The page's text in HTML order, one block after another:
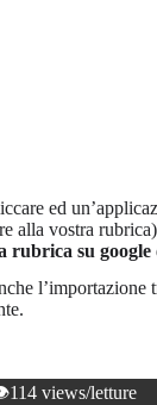
ed
alla vostra
rubrica su google
l’importazione
views/letture